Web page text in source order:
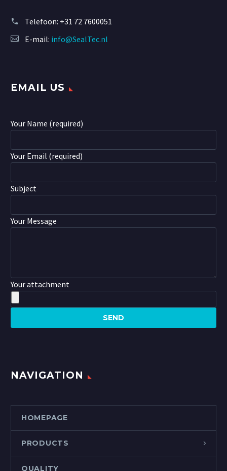
Telefoon: +31 72 7600051
E-mail: info@SealTec.nl
EMAIL US
Your Name (required)
Your Email (required)
Subject
Your Message
Your attachment
NAVIGATION
HOMEPAGE
PRODUCTS
QUALITY